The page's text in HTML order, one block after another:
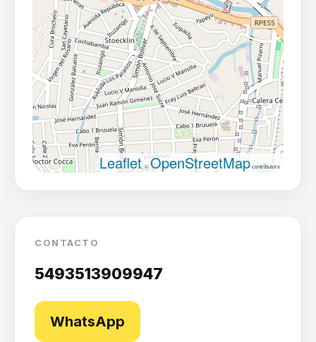
Leaflet , ©OpenStreetMapcontributors
CONTACTO
5493513909947
WhatsApp